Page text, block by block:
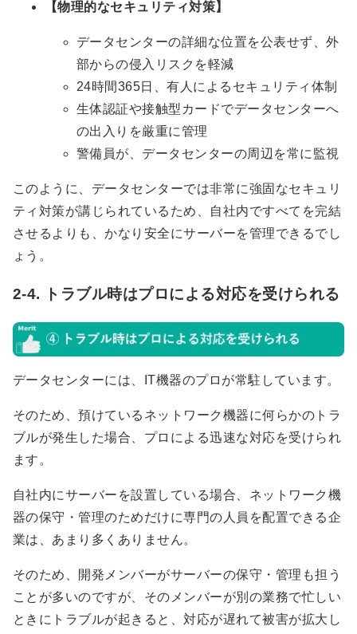
【物理的なセキュリティ対策】
データセンターの詳細な位置を公表せず、外
部からの侵入リスクを軽減
24時間365日、有人によるセキュリティ体制
生体認証や接触型カードでデータセンターへ
の出入りを厳重に管理
警備員が、データセンターの周辺を常に監視
このように、データセンターでは非常に強固なセキュリ
ティ対策が講じられているため、自社内ですべてを完結
させるよりも、かなり安全にサーバーを管理できるでし
ょう。
2-4. トラブル時はプロによる対応を受けられる
データセンターには、 IT機器のプロが常駐しています。
そのため、預けているネットワーク機器に何らかのトラ
ブルが発生した場合、プロによる迅速な対応を受けられ
ます。
自社内にサーバーを設置している場合、ネットワーク機
器の保守・管理のためだけに専門の人員を配置できる企
業は、あまり多くありません。
そのため、開発メンバーがサーバーの保守・管理も担う
ことが多いのですが、そのメンバーが別の業務で忙しい
ときにトラブルが起きると、対応が遅れて被害が拡大し